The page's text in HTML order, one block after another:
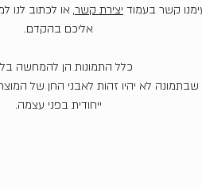
עימנו קשר בעמוד יצירת קשר, או לכתוב לנו
אליכם בהקדם.
כלל התמונות הן להמחשה
שבתמונה לא יהיו זהות לאבני החן של
ייחודית בפני עצמה.